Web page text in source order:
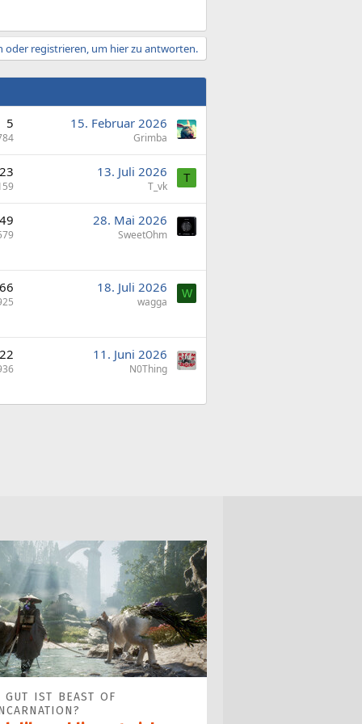
oder registrieren, um hier zu antworten.
5 15. Februar 2026
Grimba
23 13. Juli 2026
T_vk
T
49 28. Mai 2026
SweetOhm
66 18. Juli 2026
wagga
W
22 11. Juni 2026
N0Thing
GUT IST BEAST OF